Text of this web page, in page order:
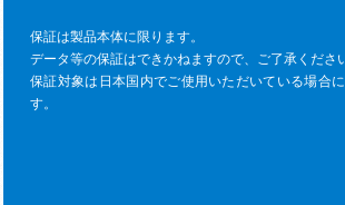
保証は製品本体に限ります。
データ等の保証はできかねますので、ご了承くださ
保証対象は日本国内でご使用いただいている場合
す。